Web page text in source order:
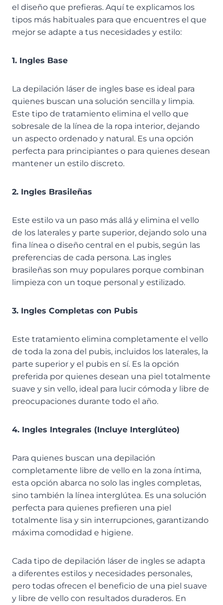
el diseño que prefieras. Aquí te explicamos los
tipos más habituales para que encuentres el que
mejor se adapte a tus necesidades y estilo:
1. Ingles Base
La depilación láser de ingles base es ideal para
quienes buscan una solución sencilla y limpia.
Este tipo de tratamiento elimina el vello que
sobresale de la línea de la ropa interior, dejando
un aspecto ordenado y natural. Es una opción
perfecta para principiantes o para quienes desean
mantener un estilo discreto.
2. Ingles Brasileñas
Este estilo va un paso más allá y elimina el vello
de los laterales y parte superior, dejando solo una
fina línea o diseño central en el pubis, según las
preferencias de cada persona. Las ingles
brasileñas son muy populares porque combinan
limpieza con un toque personal y estilizado.
3. Ingles Completas con Pubis
Este tratamiento elimina completamente el vello
de toda la zona del pubis, incluidos los laterales, la
parte superior y el pubis en sí. Es la opción
preferida por quienes desean una piel totalmente
suave y sin vello, ideal para lucir cómoda y libre de
preocupaciones durante todo el año.
4. Ingles Integrales (Incluye Interglúteo)
Para quienes buscan una depilación
completamente libre de vello en la zona íntima,
esta opción abarca no solo las ingles completas,
sino también la línea interglútea. Es una solución
perfecta para quienes prefieren una piel
totalmente lisa y sin interrupciones, garantizando
máxima comodidad e higiene.
Cada tipo de depilación láser de ingles se adapta
a diferentes estilos y necesidades personales,
pero todas ofrecen el beneficio de una piel suave
y libre de vello con resultados duraderos. En